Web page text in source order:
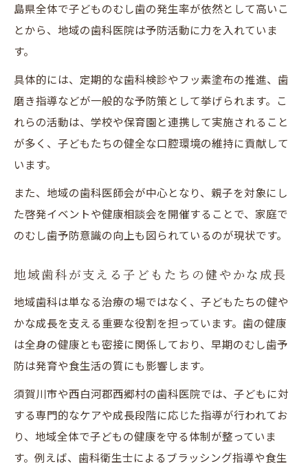
島県全体で子どものむし歯の発生率が依然として高いこ
とから、地域の歯科医院は予防活動に力を入れていま
す。
具体的には、定期的な歯科検診やフッ素塗布の推進、歯
磨き指導などが一般的な予防策として挙げられます。こ
れらの活動は、学校や保育園と連携して実施されること
が多く、子どもたちの健全な口腔環境の維持に貢献して
います。
また、地域の歯科医師会が中心となり、親子を対象にし
た啓発イベントや健康相談会を開催することで、家庭で
のむし歯予防意識の向上も図られているのが現状です。
地域歯科が支える子どもたちの健やかな成長
地域歯科は単なる治療の場ではなく、子どもたちの健や
かな成長を支える重要な役割を担っています。歯の健康
は全身の健康とも密接に関係しており、早期のむし歯予
防は発育や食生活の質にも影響します。
須賀川市や西白河郡西郷村の歯科医院では、子どもに対
する専門的なケアや成長段階に応じた指導が行われてお
り、地域全体で子どもの健康を守る体制が整っていま
す。例えば、歯科衛生士によるブラッシング指導や食生